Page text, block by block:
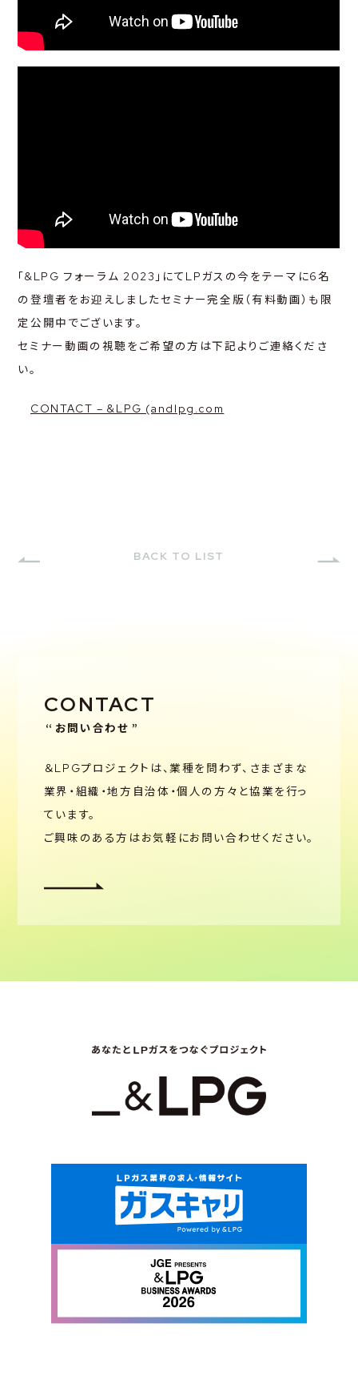
あなた LPG 暮らし &LPG
LPG LPG
LPG
CONTACT
「&LPG フォーラム 2023」にてLPガスの今をテーマに6名
の登壇者をお迎えしましたセミナー完全版（有料動画）も限
定公開中でございます。
セミナー動画の視聴をご希望の方は下記よりご連絡くださ
い。
CONTACT – &LPG (andlpg.com
BACK TO LIST
CONTACT
お問い合わせ
＆LPGプロジェクトは、業種を問わず、さまざまな
業界・組織・地方自治体・個人の方々と協業を行っ
ています。
ご興味のある方はお気軽にお問い合わせください。